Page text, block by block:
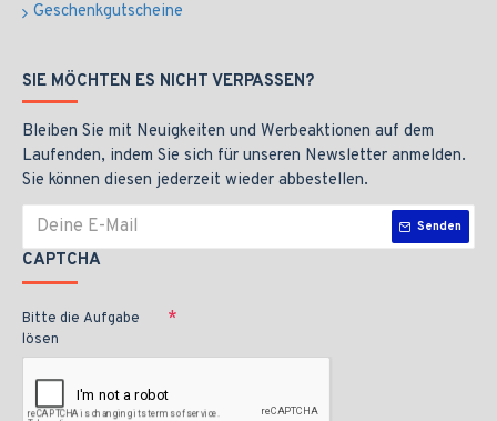
Geschenkgutscheine
SIE MÖCHTEN ES NICHT VERPASSEN?
Bleiben Sie mit Neuigkeiten und Werbeaktionen auf dem
Laufenden, indem Sie sich für unseren Newsletter anmelden.
Sie können diesen jederzeit wieder abbestellen.
Senden
CAPTCHA
Bitte die Aufgabe
lösen